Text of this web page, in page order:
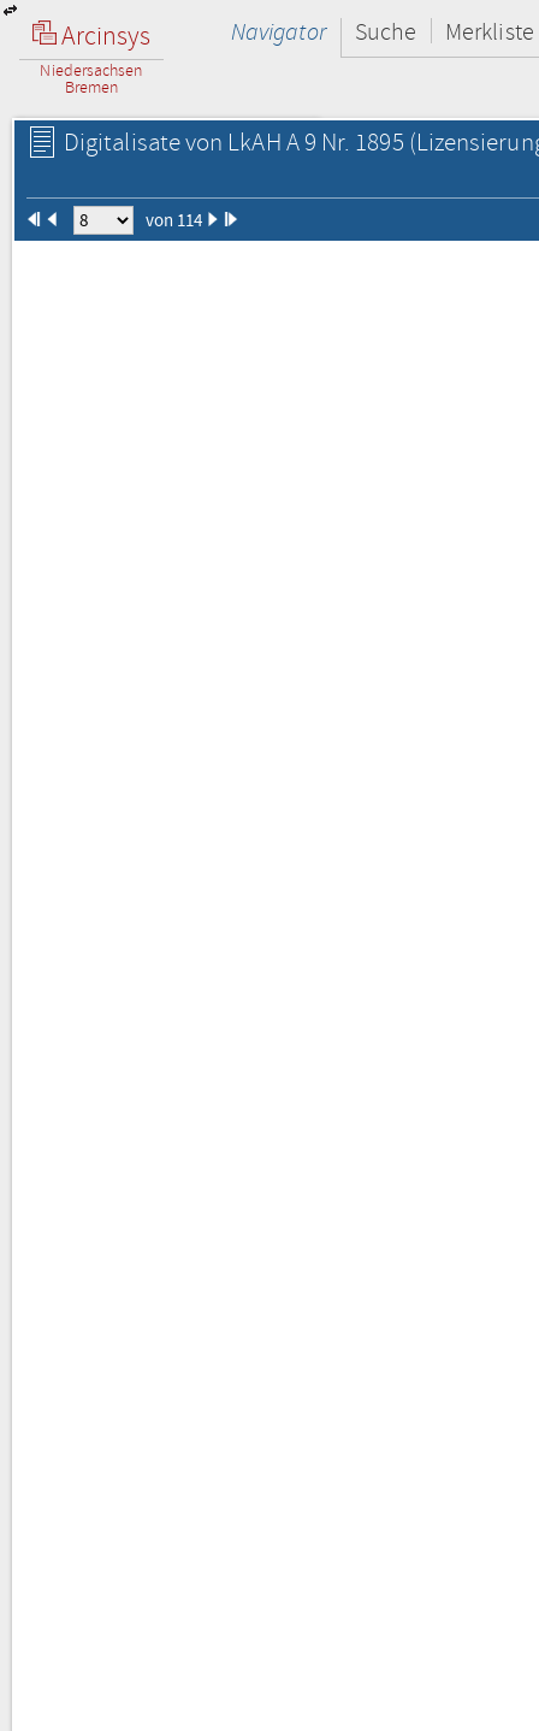
Arcinsys
Niedersachsen
Bremen
Navigator Suche Merkliste
Digitalisate von LkAH A 9 Nr. 1895
von 114